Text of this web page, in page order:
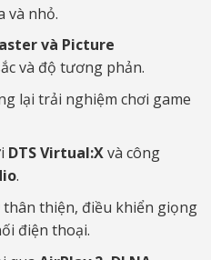
và nhỏ.
và Picture
và độ tương phản.
lại trải nghiệm chơi game
DTS Virtual:Xvà công
.
thân thiện, điều khiển giọng
điện thoại.